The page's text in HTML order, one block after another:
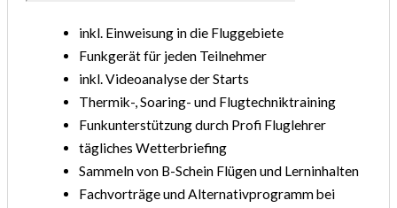
inkl. Einweisung in die Fluggebiete
Funkgerät für jeden Teilnehmer
inkl. Videoanalyse der Starts
Thermik-, Soaring- und Flugtechniktraining
Funkunterstützung durch Profi Fluglehrer
tägliches Wetterbriefing
Sammeln von B-Schein Flügen und Lerninhalten
Fachvorträge und Alternativprogramm bei